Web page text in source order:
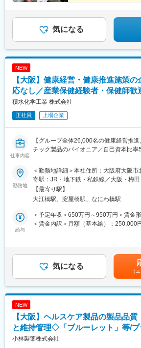
気になる
NEW
【大阪】健康経営・健康推進施策
応なし／産業保健経験者・保健師
積水化学工業 株式会社
正社員 上場企業
仕事内容
【グループ全体26,000名の健康経営推
チック製品のパイオニア／自己資本比率
■業務概要
当社グループ全体の健康推進室にて、保
組織全体に向けた健康経営施策の企画・
ただきます。個別の保健指導や実務対応
施策立案、関係部署やグループ会社と
健康増進・働きがい向上を目指します。
施策の企画立案
・ストレスチェックの運営や分析、メン
境改善施策の企画・運用
よる施策推進
・人的資本の基盤として組織全体の健康
ト推進
勤務地
＜勤務地詳細＞本社住所：大阪府大阪
寄駅：JR・地下鉄・私鉄線／大阪・梅田
喫煙対策：屋内全面禁煙変更の範囲：会
ートワーク含む）
【最寄り駅】
大江橋駅、淀屋橋駅、なにわ橋駅
給与
＜予定年収＞650万円～950万円＜賃金
＜賃金内訳＞月額（基本給）：250,000
する可能性があります。月給(月額)は固
気になる
（
NEW
【大阪】ヘルスケア製品の製品品
と維持管理◇「ブルーレット」等/
小林製薬株式会社